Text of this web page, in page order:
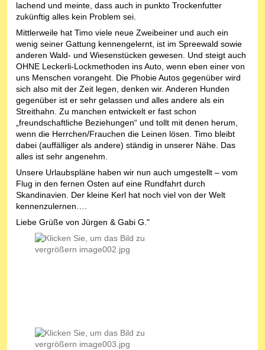
lachend und meinte, dass auch in punkto Trockenfutter
zukünftig alles kein Problem sei.
Mittlerweile hat Timo viele neue Zweibeiner und auch ein
wenig seiner Gattung kennengelernt, ist im Spreewald sowie
anderen Wald- und Wiesenstücken gewesen. Und steigt auch
OHNE Leckerli-Lockmethoden ins Auto, wenn eben einer von
uns Menschen vorangeht. Die Phobie Autos gegenüber wird
sich also mit der Zeit legen, denken wir. Anderen Hunden
gegenüber ist er sehr gelassen und alles andere als ein
Streithahn. Zu manchen entwickelt er fast schon
„freundschaftliche Beziehungen“ und tollt mit denen herum,
wenn die Herrchen/Frauchen die Leinen lösen. Timo bleibt
dabei (auffälliger als andere) ständig in unserer Nähe. Das
alles ist sehr angenehm.
Unsere Urlaubspläne haben wir nun auch umgestellt – vom
Flug in den fernen Osten auf eine Rundfahrt durch
Skandinavien. Der kleine Kerl hat noch viel von der Welt
kennenzulernen….
Liebe Grüße von Jürgen & Gabi G."